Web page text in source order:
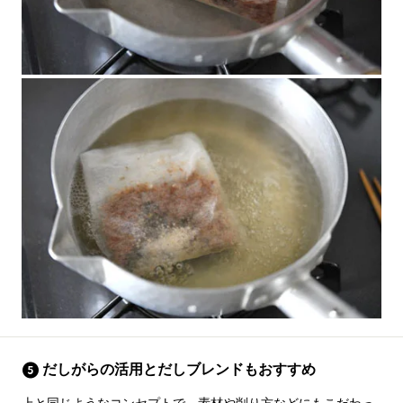
だしがらの活用とだしブレンドもおすすめ